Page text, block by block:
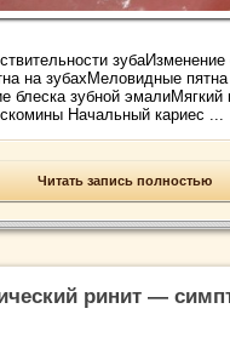
зубаИзменение
на зубахМеловидные
блеска зубной эмалиМягкий
Начальный кариес ...
Читать запись полностью
ринит —